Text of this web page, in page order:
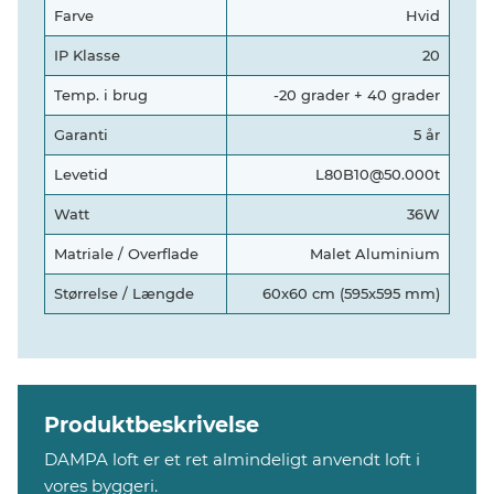
Farve Hvid
IP Klasse 20
Temp. i brug -20 grader + 40 grader
Garanti 5 år
Levetid L80B10@50.000t
Watt 36W
Matriale / Overflade Malet Aluminium
Størrelse / Længde 60x60 cm (595x595 mm)
Produktbeskrivelse
DAMPA loft er et ret almindeligt anvendt loft i
vores byggeri.